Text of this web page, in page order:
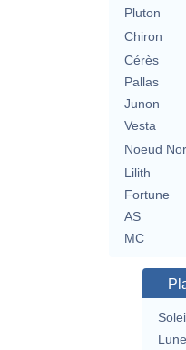
Pluton
Chiron
Cérès
Pallas
Junon
Vesta
Noeud
Lilith
Fortune
AS
MC
Lune